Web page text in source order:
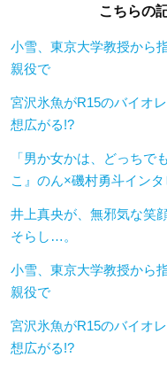
こちらの
小雪、東京大学教授から
親役で
宮沢氷魚がR15のバイオ
想広がる!?
「男か女かは、どっちで
こ』のん×磯村勇斗インタ
井上真央が、無邪気な笑
そらし…。
小雪、東京大学教授から
親役で
宮沢氷魚がR15のバイオ
想広がる!?